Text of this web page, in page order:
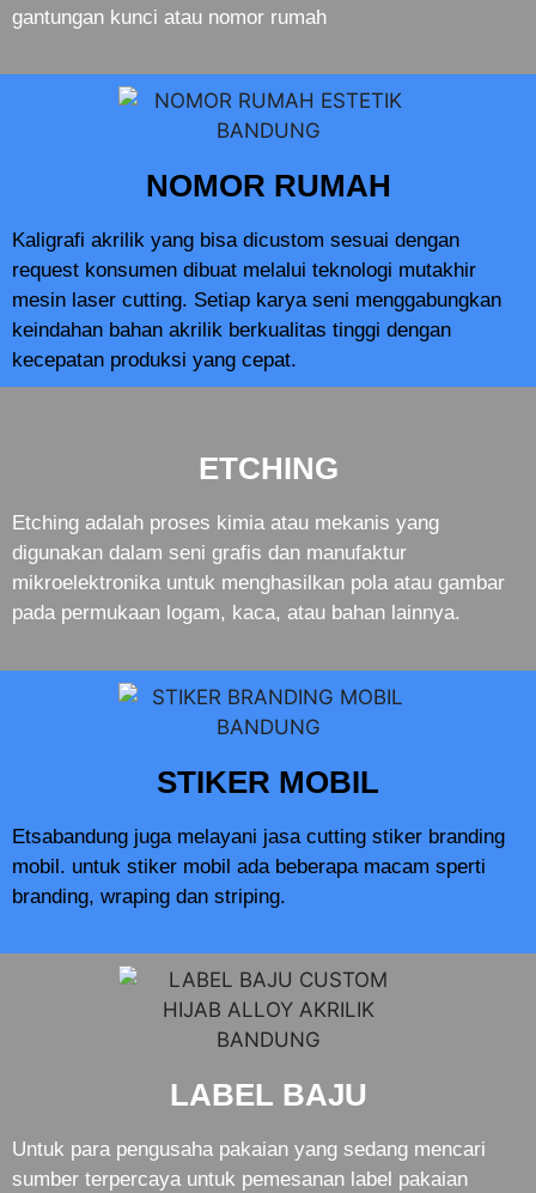
gantungan kunci atau nomor rumah
NOMOR RUMAH
Kaligrafi akrilik yang bisa dicustom sesuai dengan
request konsumen dibuat melalui teknologi mutakhir
mesin laser cutting. Setiap karya seni menggabungkan
keindahan bahan akrilik berkualitas tinggi dengan
kecepatan produksi yang cepat.
ETCHING
Etching adalah proses kimia atau mekanis yang
digunakan dalam seni grafis dan manufaktur
mikroelektronika untuk menghasilkan pola atau gambar
pada permukaan logam, kaca, atau bahan lainnya.
STIKER MOBIL
Etsabandung juga melayani jasa cutting stiker branding
mobil. untuk stiker mobil ada beberapa macam sperti
branding, wraping dan striping.
LABEL BAJU
Untuk para pengusaha pakaian yang sedang mencari
sumber terpercaya untuk pemesanan label pakaian